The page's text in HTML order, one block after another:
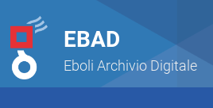
EBAD
Eboli Archivio Digitale